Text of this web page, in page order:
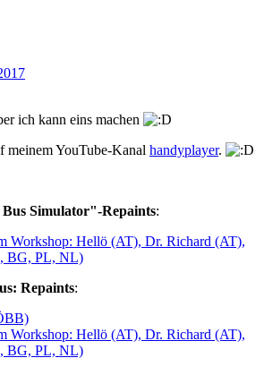
ich kann eins machen
meinem YouTube-Kanal handyplayer.
Simulator"-Repaints:
Workshop: Hellö (AT), Dr. Richard (AT),
BG, PL, NL)
Repaints:
Workshop: Hellö (AT), Dr. Richard (AT),
BG, PL, NL)